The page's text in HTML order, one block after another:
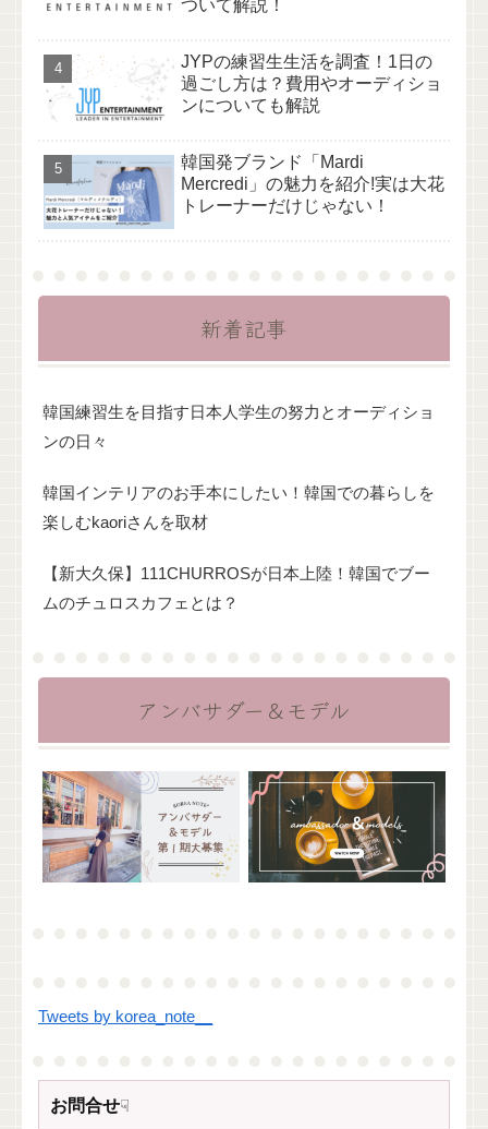
ついて解説！
JYPの練習生生活を調査！1日の
過ごし方は？費用やオーディショ
ンについても解説
韓国発ブランド「Mardi
Mercredi」の魅力を紹介!実は大花
トレーナーだけじゃない！
新着記事
韓国練習生を目指す日本人学生の努力とオーディショ
ンの日々
韓国インテリアのお手本にしたい！韓国での暮らしを
楽しむkaoriさんを取材
【新大久保】111CHURROSが日本上陸！韓国でブー
ムのチュロスカフェとは？
アンバサダー＆モデル
Tweets by korea_note__
お問合せ☟